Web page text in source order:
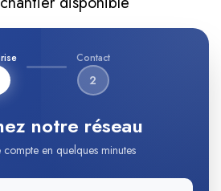
Contact
2
notre réseau
en quelques minutes